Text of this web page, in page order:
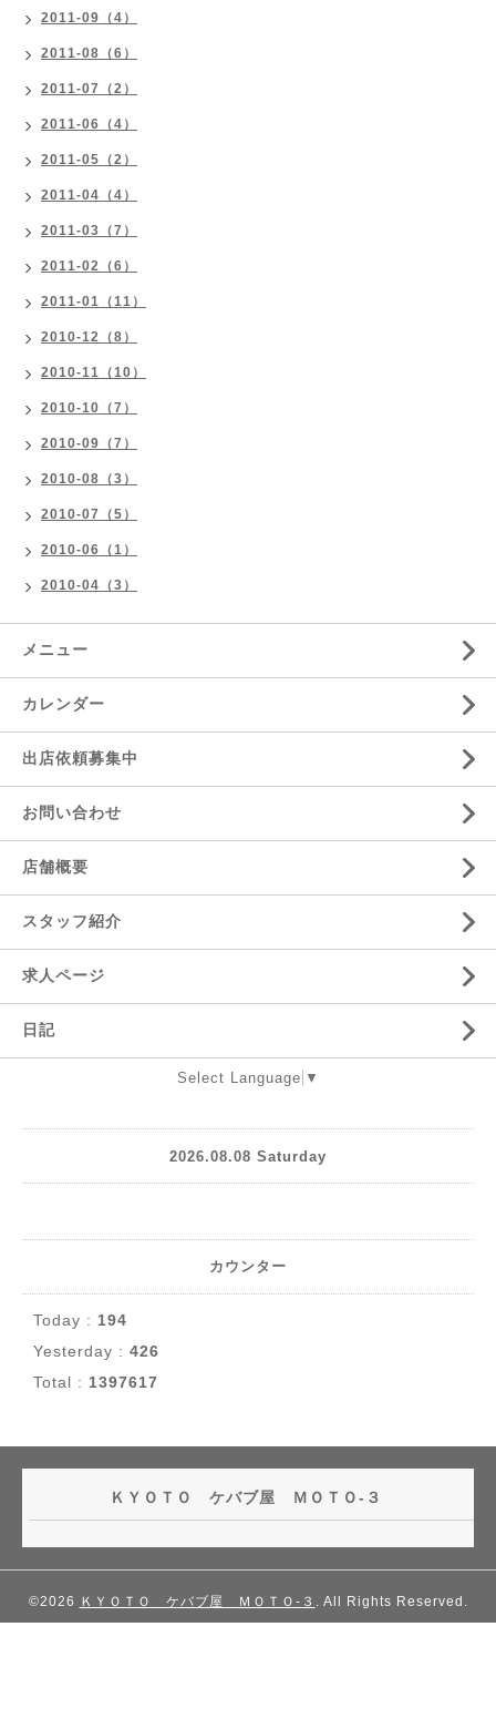
2011-09（4）
2011-08（6）
2011-07（2）
2011-06（4）
2011-05（2）
2011-04（4）
2011-03（7）
2011-02（6）
2011-01（11）
2010-12（8）
2010-11（10）
2010-10（7）
2010-09（7）
2010-08（3）
2010-07（5）
2010-06（1）
2010-04（3）
メニュー
カレンダー
出店依頼募集中
お問い合わせ
店舗概要
スタッフ紹介
求人ページ
日記
Select Language ▼
2026.08.08 Saturday
カウンター
Today : 194
Yesterday : 426
Total : 1397617
ＫＹＯＴＯ ケバブ屋 ＭＯＴＯ-３
©2026 ＫＹＯＴＯ ケバブ屋 ＭＯＴＯ-３ . All Rights Reserved.